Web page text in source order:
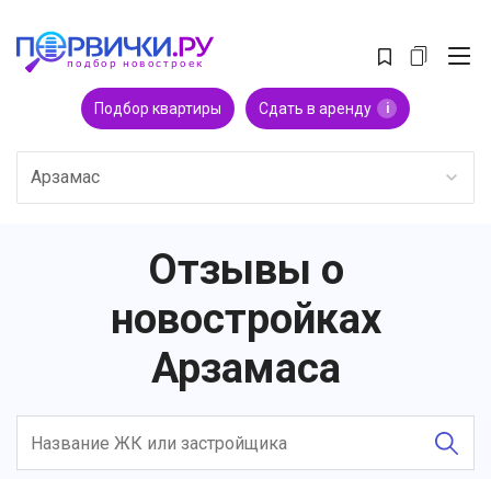
Подбор квартиры Сдать в аренду i
Арзамас
Отзывы о
новостройках
Арзамаса